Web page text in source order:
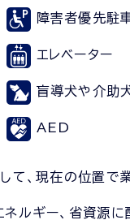
障害者優先駐
エレベーター
盲導犬や介助
AED
、現在の位置で
ルギー、省資源